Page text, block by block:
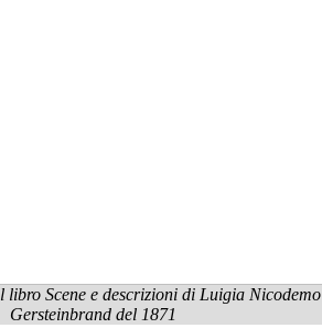
libro Scene e descrizioni di Luigia Nicodemo
Gersteinbrand del 1871